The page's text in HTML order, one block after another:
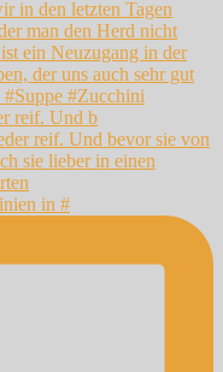
reif. Und b
in #